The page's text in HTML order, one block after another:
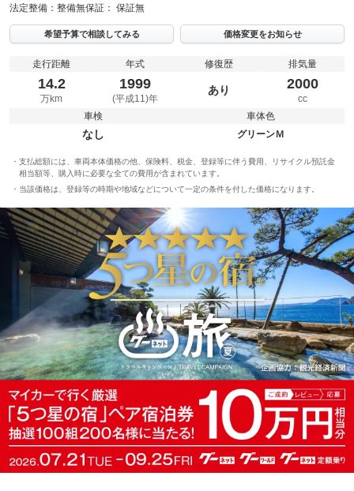
法定整備： 整備無保証： 保証無
希望予算で相談してみる 価格変更をお知らせ
走行距離
14.2
万km
年式
1999
(平成11)年
修復歴
あり
排気量
2000
cc
車検
なし
車体色
グリーンＭ
支払総額には、車両本体価格の他、保険料、税金、登録等に伴う費用、リサイクル預託金
相当額等、購入時に必要な全ての費用が含まれています。
当該価格は、登録等の時期や地域などについて一定の条件を付した価格になります。